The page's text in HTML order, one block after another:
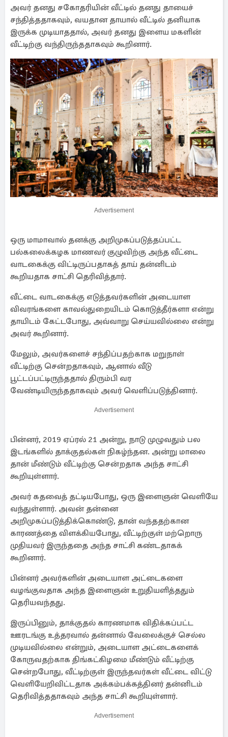
அவர் தனது சகோதரியின் வீட்டில் தனது தாயைச்
சந்தித்ததாகவும், வயதான தாயால் வீட்டில் தனியாக
இருக்க முடியாததால், அவர் தனது இளைய மகளின்
வீட்டிற்கு வந்திருந்ததாகவும் கூறினார்.
Advertisement
ஒரு மாமாவால் தனக்கு அறிமுகப்படுத்தப்பட்ட
பல்கலைக்கழக மாணவர் குழுவிற்கு அந்த வீட்டை
வாடகைக்கு விட்டிருப்பதாகத் தாய் தன்னிடம்
கூறியதாக சாட்சி தெரிவித்தார்.
வீட்டை வாடகைக்கு எடுத்தவர்களின் அடையாள
விவரங்களை காவல்துறையிடம் கொடுத்தீர்களா என்று
தாயிடம் கேட்டபோது, ​​அவ்வாறு செய்யவில்லை என்று
அவர் கூறினார்.
மேலும், அவர்களைச் சந்திப்பதற்காக மறுநாள்
வீட்டிற்கு சென்றதாகவும், ஆனால் வீடு
பூட்டப்பட்டிருந்ததால் திரும்பி வர
வேண்டியிருந்ததாகவும் அவர் வெளிப்படுத்தினார்.
Advertisement
பின்னர், 2019 ஏப்ரல் 21 அன்று, நாடு முழுவதும் பல
இடங்களில் தாக்குதல்கள் நிகழ்ந்தன. அன்று மாலை
தான் மீண்டும் வீட்டிற்கு சென்றதாக அந்த சாட்சி
கூறியுள்ளார்.
அவர் கதவைத் தட்டியபோது, ​​ஒரு இளைஞன் வெளியே
வந்துள்ளார். அவன் தன்னை
அறிமுகப்படுத்திக்கொண்டு, தான் வந்ததற்கான
காரணத்தை விளக்கியபோது, ​​வீட்டிற்குள் மற்றொரு
முதியவர் இருந்ததை அந்த சாட்சி கண்டதாகக்
கூறினார்.
பின்னர் அவர்களின் அடையாள அட்டைகளை
வழங்குவதாக அந்த இளைஞன் உறுதியளித்ததும்
தெரியவந்தது.
இருப்பினும், தாக்குதல் காரணமாக விதிக்கப்பட்ட
ஊரடங்கு உத்தரவால் தன்னால் வேலைக்குச் செல்ல
முடியவில்லை என்றும், அடையாள அட்டைகளைக்
கோருவதற்காக திங்கட்கிழமை மீண்டும் வீட்டிற்கு
சென்றபோது, ​​வீட்டிற்குள் இருந்தவர்கள் வீட்டை விட்டு
வெளியேறிவிட்டதாக அக்கம்பக்கத்தினர் தன்னிடம்
தெரிவித்ததாகவும் அந்த சாட்சி கூறியுள்ளார்.
Advertisement